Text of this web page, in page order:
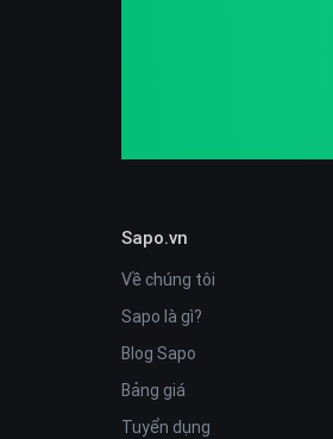
Sapo.vn
Về chúng tôi
Sapo là gì?
Blog Sapo
Bảng giá
Tuyển dụng